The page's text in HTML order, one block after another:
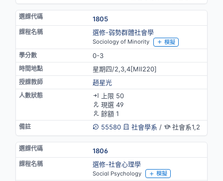
1805
選修-弱勢群體社會學
Sociology of Minority 模擬
0-3
星期四/2,3,4[MⅡ220]
趙星光
上限 50
現選 49
餘額 1
55580
社會學系 / 社會系1,2
1806
選修-社會心理學
Social Psychology 模擬